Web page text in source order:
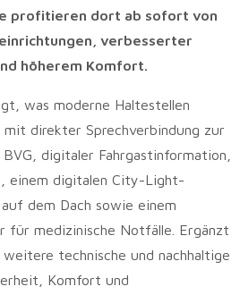
profitieren dort ab sofort von
verbesserter
höherem Komfort.
was moderne Haltestellen
direkter Sprechverbindung zur
digitaler Fahrgastinformation,
einem digitalen City-Light-
dem Dach sowie einem
für medizinische Notfälle. Ergänzt
technische und nachhaltige
Komfort und